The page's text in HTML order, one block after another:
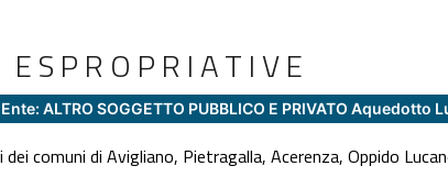
ESPROPRIATIVE
Ente: ALTRO SOGGETTO PUBBLICO E PRIVATO Aquedotto
comuni di Avigliano, Pietragalla, Acerenza, Oppido